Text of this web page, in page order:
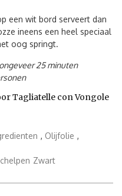
een wit bord serveert dan
ineens een heel speciaal
oog springt.
25 minuten
Tagliatelle con Vongole
, Olijfolie ,
Zwart